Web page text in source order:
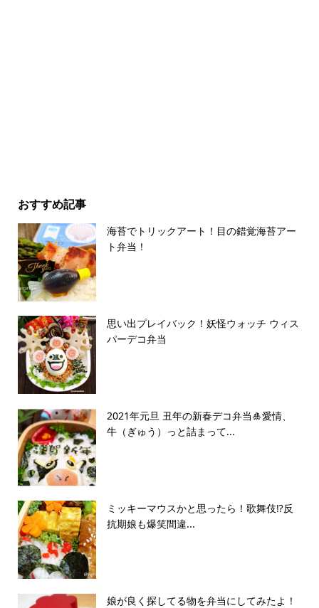
おすすめ記事
海苔でトリックアート！目の錯覚海苔アー
ト弁当！
思い出プレイバック！妖怪ウォッチ ウィス
パーデコ弁当
2021年元旦 丑年の新春デコ弁当🎍愛情、
牛（ぎゅう）っと詰まって...
ミッキーマウスかと思ったら！歌舞伎⁉️反
抗期娘も爆笑間違...
娘が良く探してる物を弁当にしてみたよ！